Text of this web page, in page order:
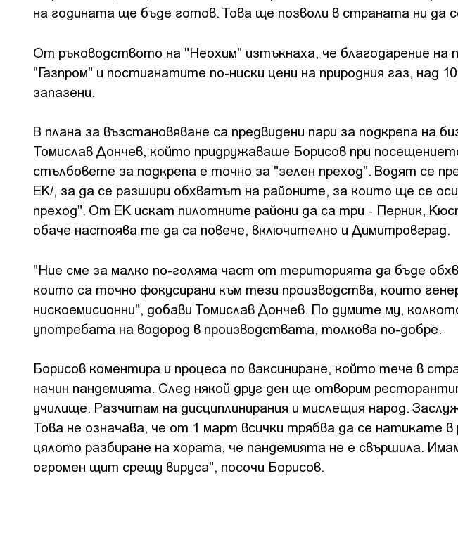
на годината ще бъде готов. Това ще позволи в страната ни да
От ръководството на "Неохим" изтъкнаха, че благодарение на
"Газпром" и постигнатите по-ниски цени на природния газ, над
запазени.
В плана за възстановяване са предвидени пари за подкрепа на
Томислав Дончев, който придружаваше Борисов при
стълбовете за подкрепа е точно за "зелен преход". Водят се
ЕК/, за да се разшири обхватът на районите, за които ще се
преход". От ЕК искат пилотните райони да са три - Перник,
обаче настоява те да са повече, включително и Димитровград.
"Ние сме за малко по-голяма част от територията да бъде
които са точно фокусирани към тези производства, които
нискоемисионни", добави Томислав Дончев. По думите му,
употребата на водород в производствата, толкова по-добре.
Борисов коментира и процеса по ваксиниране, който тече в
начин пандемията. След някой друг ден ще отворим
училище. Разчитам на дисциплинирания и мислещия народ.
Това не означава, че от 1 март всички трябва да се натикате
цялото разбиране на хората, че пандемията не е свършила.
огромен щит срещу вируса", посочи Борисов.